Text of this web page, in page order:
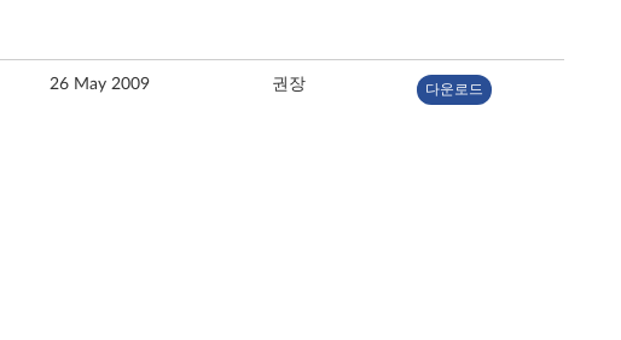
26 May 2009 권장 다운로드